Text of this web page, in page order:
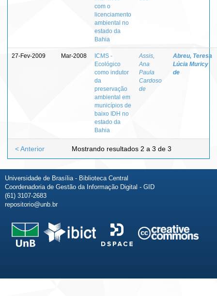
com o
licenciamento
ambiental no
estado da
Bahia
27-Fev-2009 Mar-2008
ICMS -
Ecológico
como indutor
da
preservação
ambiental em
municípios de
baixo IDH no
estado da
Bahia
Assis,
Ana
Paula
Cardoso
de
Abreu, Teresa
Lúcia Muricy
de
Mostrando resultados 2 a 3 de 3
< Anterior
Universidade de Brasília - Biblioteca Central
Coordenadoria de Gestão da Informação Digital - GID
(61) 3107-2683
repositorio@unb.br